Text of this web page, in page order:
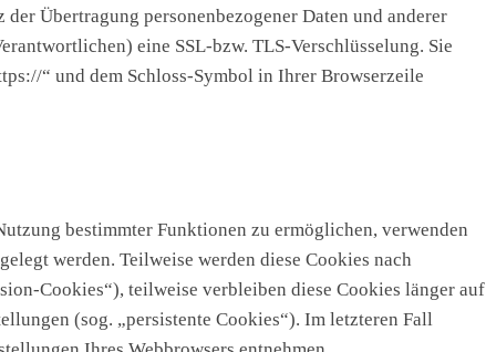
Übertragung personenbezogener Daten und anderer
eine SSL-bzw. TLS-Verschlüsselung. Sie
“ und dem Schloss-Symbol in Ihrer Browserzeile
bestimmter Funktionen zu ermöglichen, verwenden
werden. Teilweise werden diese Cookies nach
Cookies“), teilweise verbleiben diese Cookies länger auf
(sog. „persistente Cookies“). Im letzteren Fall